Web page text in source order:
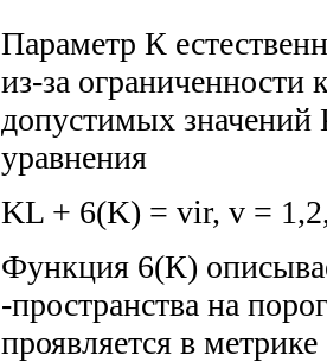
Параметр К
из-за ограниченности
допустимых значений
уравнения
KL + 6(K) = vir, v =
Функция 6(К)
-пространства на
проявляется в